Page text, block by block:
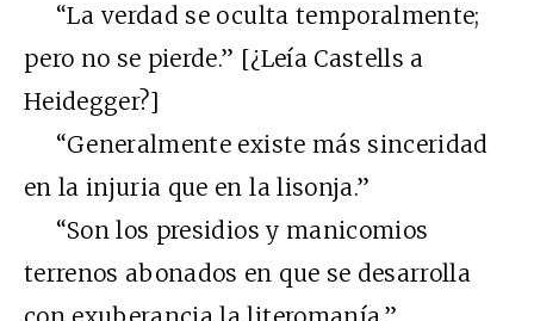
“La verdad se oculta temporalmente;
pero no se pierde.” [¿Leía Castells a
Heidegger?]
“Generalmente existe más sinceridad
en la injuria que en la lisonja.”
“Son los presidios y manicomios
terrenos abonados en que se desarrolla